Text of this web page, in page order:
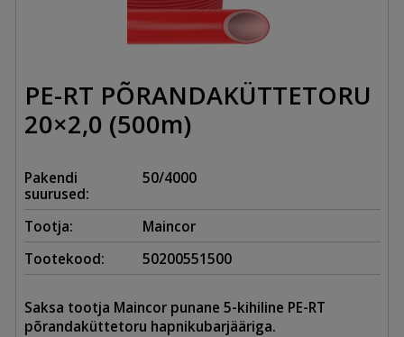
PE-RT PÕRANDAKÜTTETORU
20×2,0 (500m)
Pakendi
suurused:
50/4000
Tootja:
Maincor
Tootekood:
50200551500
Saksa tootja Maincor punane 5-kihiline PE-RT
põrandaküttetoru hapnikubarjääriga.